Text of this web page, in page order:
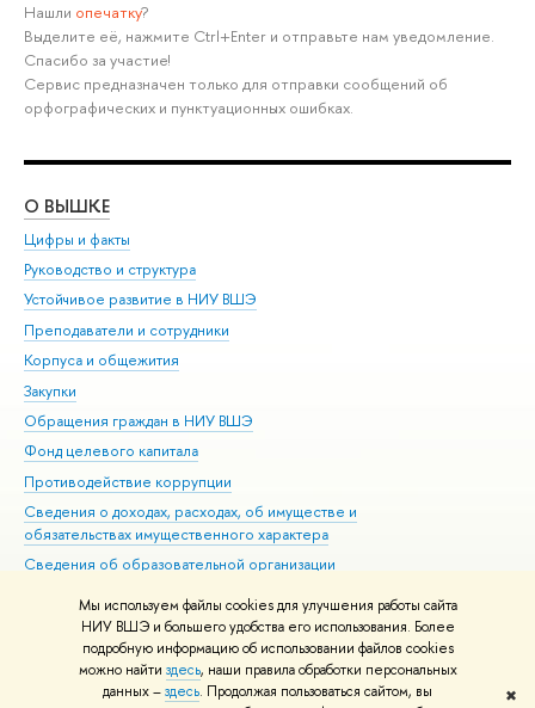
Мы используем файлы cookies для улучшения работы сайта
НИУ ВШЭ и большего удобства его использования. Более
подробную информацию об использовании файлов cookies
можно найти здесь, наши правила обработки персональных
данных –здесь. Продолжая пользоваться сайтом, вы
✖
Нашли опечатку?
Выделите её, нажмите Ctrl+Enter и отправьте нам уведомление.
Спасибо за участие!
Сервис предназначен только для отправки сообщений об
орфографических и пунктуационных ошибках.
О ВЫШКЕ
Цифры и факты
Руководство и структура
Устойчивое развитие в НИУ ВШЭ
Преподаватели и сотрудники
Корпуса и общежития
Закупки
Обращения граждан в НИУ ВШЭ
Фонд целевого капитала
Противодействие коррупции
Сведения о доходах, расходах, об имуществе и
обязательствах имущественного характера
Сведения об образовательной организации
Людям с ограниченными возможностями здоровья
Единая платежная страница
Работа в Вышке